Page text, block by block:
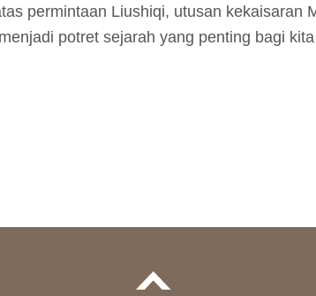
permintaan Liushiqi, utusan kekaisaran
potret sejarah yang penting bagi